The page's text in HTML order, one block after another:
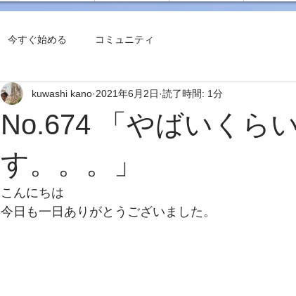
今すぐ始める コミュニティ
No.674 「やばいくら
す。。。」
kuwashi kano 2021年6月2日 読了時間: 1分
こんにちは
今日も一日ありがとうございました。